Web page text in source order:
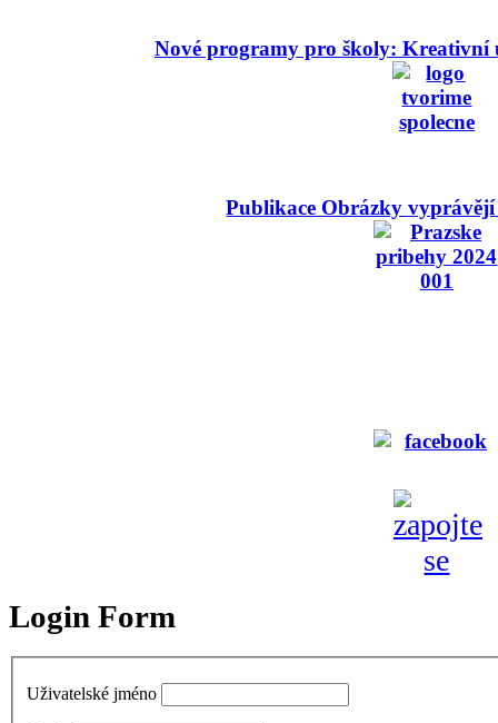
Nové programy pro školy: Kreativní
Publikace Obrázky
Login Form
Uživatelské jméno